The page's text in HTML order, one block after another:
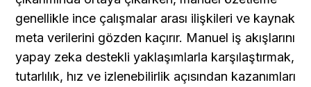
genellikle ince çalışmalar arası ilişkileri ve kaynak
meta verilerini gözden kaçırır. Manuel iş akışlarını
yapay zeka destekli yaklaşımlarla karşılaştırmak,
tutarlılık, hız ve izlenebilirlik açısından kazanımları